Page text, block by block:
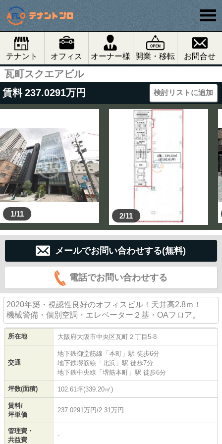
テナント オフィス オーナー様 開業・移転 お問合せ
瓦町スクエアビル
賃料 237.0291万円 検討リストに追加
1/11 2/11
メールでお問い合わせする(無料)
電話でお問い合わせする
2020年築・視認性良好のオフィスビル！天井高2.8ｍ！
機械警備・個別空調・エレベーター２基・OAフロア。
所在地 大阪府大阪市中央区瓦町 ２丁目5-8
交通
地下鉄御堂筋線 「本町 」駅 徒歩6分
地下鉄堺筋線 「北浜 」駅 徒歩7分
地下鉄中央線 「堺筋本町 」駅 徒歩6分
坪数(面積) 102.61坪(339.20㎡)
賃料/
坪単価
237.0291万円/2.31万円
管理費・
共益費
-